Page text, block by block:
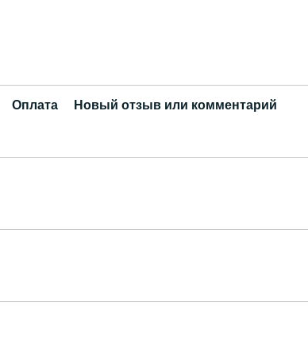
Оплата Новый отзыв или комментарий